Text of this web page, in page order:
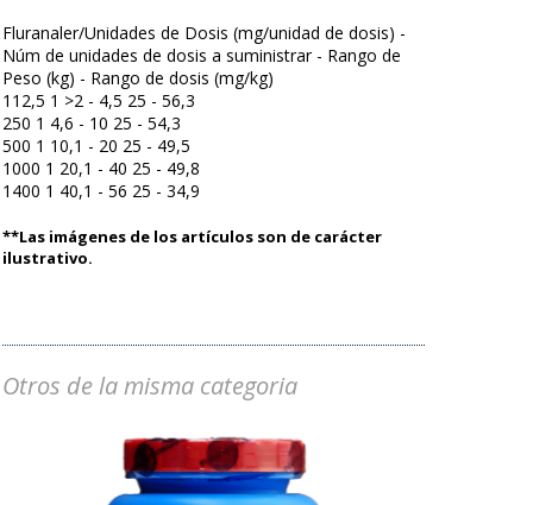
Fluranaler/Unidades de Dosis (mg/unidad de dosis) -
Núm de unidades de dosis a suministrar - Rango de
Peso (kg) - Rango de dosis (mg/kg)
112,5 1 >2 - 4,5 25 - 56,3
250 1 4,6 - 10 25 - 54,3
500 1 10,1 - 20 25 - 49,5
1000 1 20,1 - 40 25 - 49,8
1400 1 40,1 - 56 25 - 34,9
**Las imágenes de los artículos son de carácter
ilustrativo.
Otros de la misma categoria